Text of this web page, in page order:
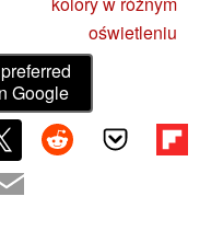
oświetleniu
Google